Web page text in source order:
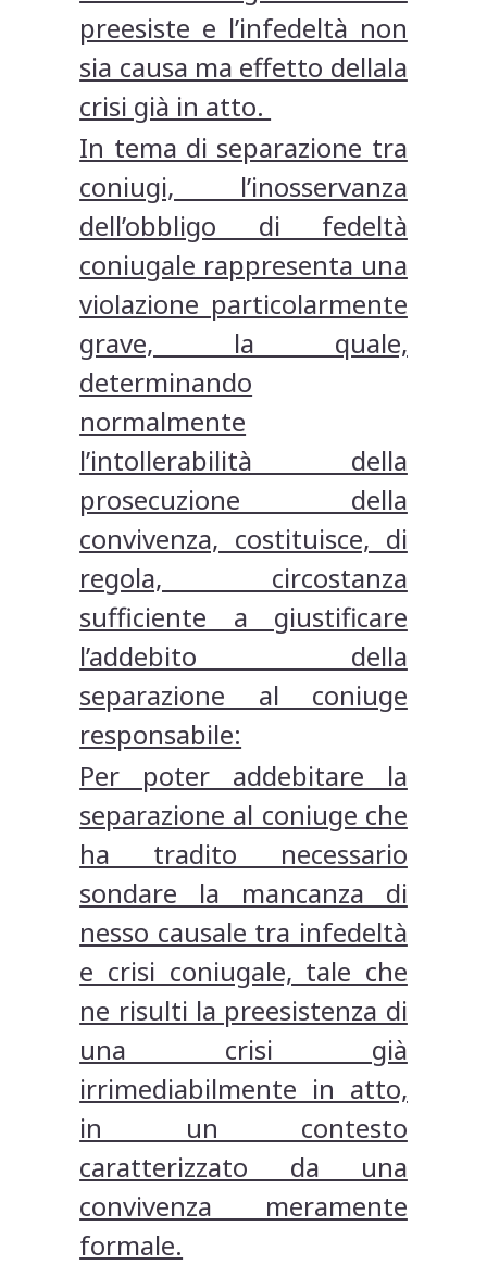
preesiste e l’infedeltà non
sia causa ma effetto dellala
crisi già in atto.
In tema di separazione tra
coniugi, l’inosservanza
dell’obbligo di fedeltà
coniugale rappresenta una
violazione particolarmente
grave, la quale,
determinando
normalmente
l’intollerabilità della
prosecuzione della
convivenza, costituisce, di
regola, circostanza
sufficiente a giustificare
l’addebito della
separazione al coniuge
responsabile:
Per poter addebitare la
separazione al coniuge che
ha tradito necessario
sondare la mancanza di
nesso causale tra infedeltà
e crisi coniugale, tale che
ne risulti la preesistenza di
una crisi già
irrimediabilmente in atto,
in un contesto
caratterizzato da una
convivenza meramente
formale.